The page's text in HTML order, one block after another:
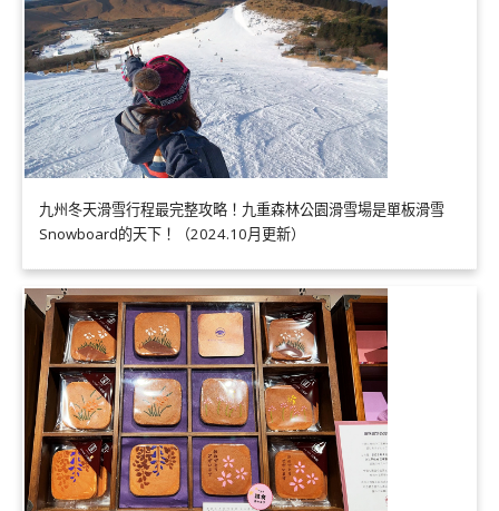
九州冬天滑雪行程最完整攻略！九重森林公園滑雪場是單板滑雪
Snowboard的天下！（2024.10月更新）